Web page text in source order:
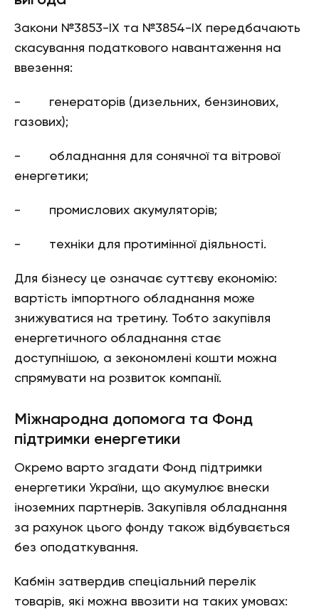
Закони №3853-IX та №3854-IX передбачають
скасування податкового навантаження на
ввезення:
- генераторів (дизельних, бензинових,
газових);
- обладнання для сонячної та вітрової
енергетики;
- промислових акумуляторів;
- техніки для протимінної діяльності.
Для бізнесу це означає суттєву економію:
вартість імпортного обладнання може
знижуватися на третину. Тобто закупівля
енергетичного обладнання стає
доступнішою, а зекономлені кошти можна
спрямувати на розвиток компанії.
Міжнародна допомога та Фонд
підтримки енергетики
Окремо варто згадати Фонд підтримки
енергетики України, що акумулює внески
іноземних партнерів. Закупівля обладнання
за рахунок цього фонду також відбувається
без оподаткування.
Кабмін затвердив спеціальний перелік
товарів, які можна ввозити на таких умовах: